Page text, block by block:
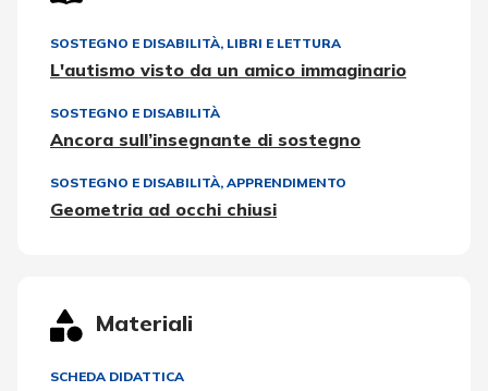
SOSTEGNO E DISABILITÀ, LIBRI E LETTURA
L'autismo visto da un amico immaginario
SOSTEGNO E DISABILITÀ
Ancora sull’insegnante di sostegno
SOSTEGNO E DISABILITÀ, APPRENDIMENTO
Geometria ad occhi chiusi
Materiali
SCHEDA DIDATTICA